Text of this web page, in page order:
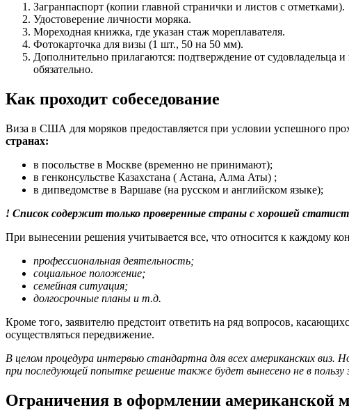
Загранпаспорт (копии главной странички и листов с отметками).
Удостоверение личности моряка.
Мореходная книжка, где указан стаж мореплавателя.
Фотокарточка для визы (1 шт., 50 на 50 мм).
Дополнительно прилагаются: подтверждение от судовладельца
обязательно.
Как проходит собеседование
Виза в США для моряков предоставляется при условии успешного
странах:
в посольстве в Москве (временно не принимают);
в генконсульстве Казахстана ( Астана, Алма Аты) ;
в дипведомстве в Варшаве (на русском и английском языке);
! Список содержит только проверенные страны с хорошей
При вынесении решения учитывается все, что относится к каждому
профессиональная деятельность;
социальное положение;
семейная ситуация;
долгосрочные планы и т.д.
Кроме того, заявителю предстоит ответить на ряд вопросов,
осуществляться передвижение.
В целом процедура интервью стандартна для всех американских
при последующей попытке решение также будет вынесено не в пользу
Ограничения в оформлении американской